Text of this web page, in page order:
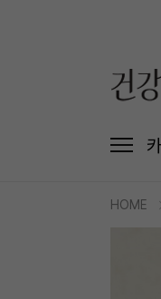
HOME